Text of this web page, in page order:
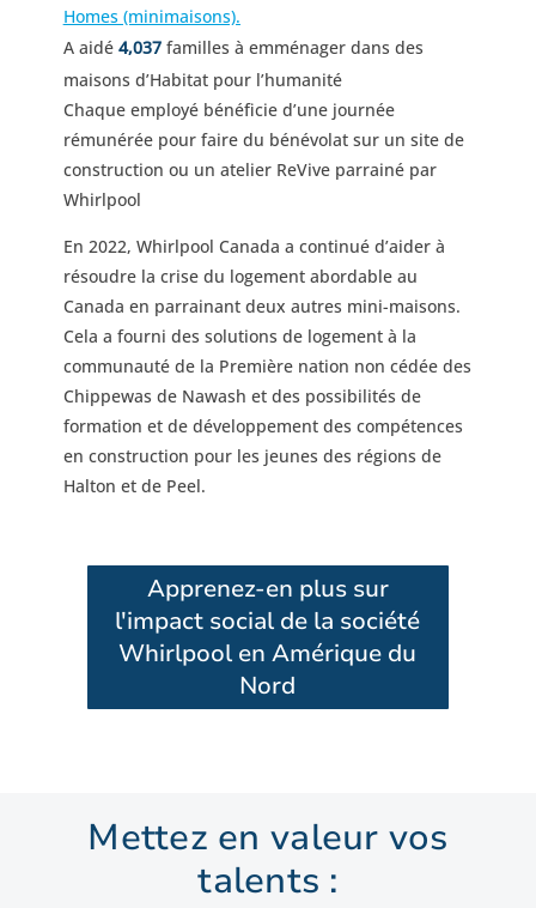
Homes (minimaisons).
A aidé 4,037familles à emménager dans des
maisons d’Habitat pour l’humanité
Chaque employé bénéficie d’une journée
rémunérée pour faire du bénévolat sur un site de
construction ou un atelier ReVive parrainé par
Whirlpool
En 2022, Whirlpool Canada a continué d’aider à
résoudre la crise du logement abordable au
Canada en parrainant deux autres mini-maisons.
Cela a fourni des solutions de logement à la
communauté de la Première nation non cédée des
Chippewas de Nawash et des possibilités de
formation et de développement des compétences
en construction pour les jeunes des régions de
Halton et de Peel.
Apprenez-en plus sur
l'impact social de la société
Whirlpool en Amérique du
Nord
Mettez en valeur vos
talents :